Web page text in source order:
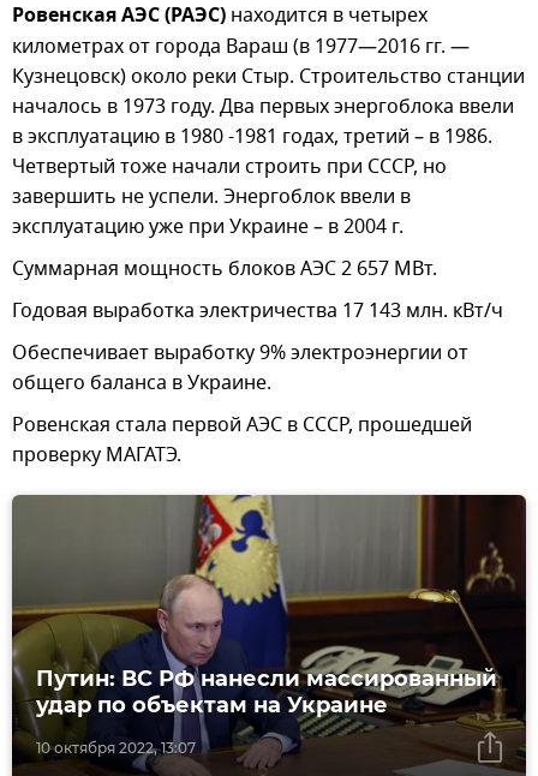
Ровенская АЭС (РАЭС) находится в четырех
километрах от города Вараш (в 1977—2016 гг. —
Кузнецовск) около реки Стыр. Строительство станции
началось в 1973 году. Два первых энергоблока ввели
в эксплуатацию в 1980 -1981 годах, третий – в 1986.
Четвертый тоже начали строить при СССР, но
завершить не успели. Энергоблок ввели в
эксплуатацию уже при Украине – в 2004 г.
Суммарная мощность блоков АЭС 2 657 МВт.
Годовая выработка электричества 17 143 млн. кВт/ч
Обеспечивает выработку 9% электроэнергии от
общего баланса в Украине.
Ровенская стала первой АЭС в СССР, прошедшей
проверку МАГАТЭ.
10 октября 2022, 13:07
Путин: ВС РФ нанесли массированный
удар по объектам на Украине